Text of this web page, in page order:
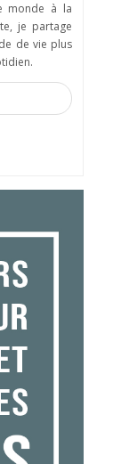
monde à la
je partage
de vie plus